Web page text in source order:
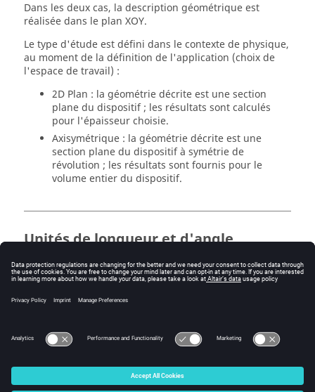
Dans les deux cas, la description géométrique est
réalisée dans le plan XOY.
Le type d'étude est défini dans le contexte de physique,
au moment de la définition de l'application (choix de
l'espace de travail) :
2D Plan : la géométrie décrite est une section
plane du dispositif ; les résultats sont calculés
pour l'épaisseur choisie.
Axisymétrique : la géométrie décrite est une
section plane du dispositif à symétrie de
révolution ; les résultats sont fournis pour le
volume entier du dispositif.
Unités de longueur et d'angle
Des unités d'angle et de longueur sont associées au
domaine.
Ces unités sont utilisées pour la définition des entités
position des plans de symétrie et/ou périodicité.
© 2025 Altair Engineering, Inc. All Rights Reserved.